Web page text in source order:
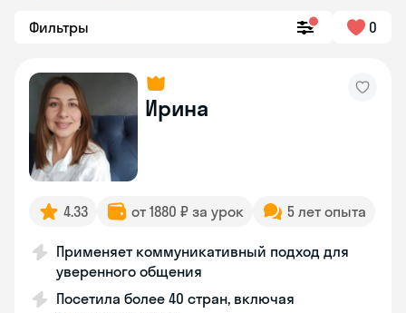
Фильтры 0
Ирина
4.33 от 1880 ₽ за урок 5 лет опыта
Применяет коммуникативный подход для
уверенного общения
Посетила более 40 стран, включая